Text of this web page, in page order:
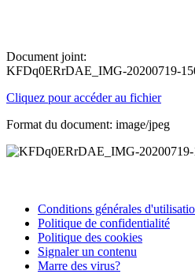
Document joint:
KFDq0ERrDAE_IMG-20200719-
Cliquez pour accéder au fichier
Format du document: image/jpeg
Conditions générales
Politique de confidentialité
Politique des cookies
Signaler un contenu
Marre des virus?